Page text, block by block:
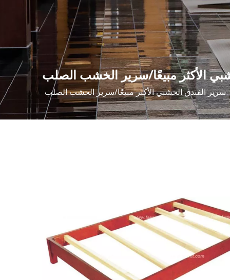
الأكثر مبيعًا/سرير الخشب الصلب
سرير الفندق الخشبي الأكثر مبيعًا/سرير الخشب الصلب